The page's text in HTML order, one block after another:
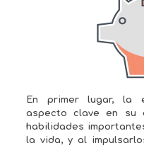
En primer lugar, la
aspecto clave en su
habilidades
la vida, y al